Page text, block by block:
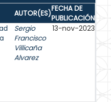
AUTOR(ES)FECHA DE
PUBLICACIÓN
Sergio
Francisco
Villicaña
Alvarez
13-nov-2023